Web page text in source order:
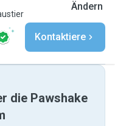
Ändern
Kontaktiere
die Pawshake